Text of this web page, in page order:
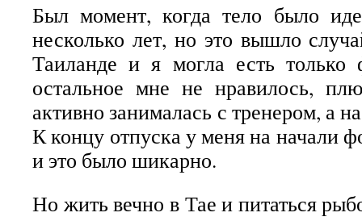
Был момент, когда тело было
несколько лет, но это вышло
Таиланде и я могла есть
остальное мне не нравилось,
активно занималась с тренером, а
К концу отпуска у меня на начали
и это было шикарно.
Но жить вечно в Тае и питаться